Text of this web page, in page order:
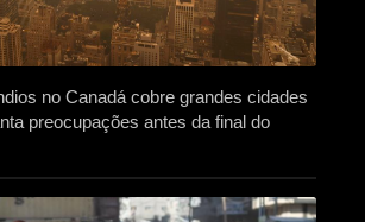
no Canadá cobre grandes cidades
preocupações antes da final do